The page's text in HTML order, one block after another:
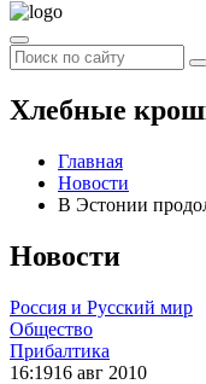
Хлебные
Главная
Новости
В Эстонии
Новости
Россия и Русский мир
Общество
Прибалтика
16:1916 авг 2010